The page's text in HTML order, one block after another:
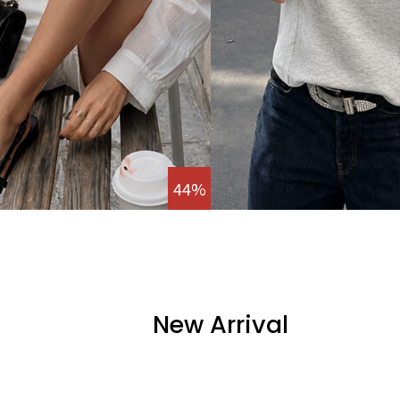
44%
New Arrival